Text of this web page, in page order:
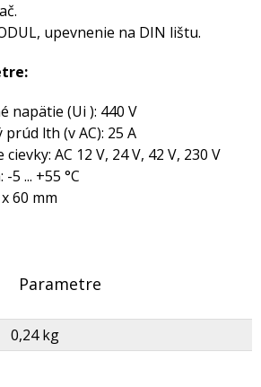
upevnenie na DIN lištu.
napätie (Ui ): 440 V
lth (v AC): 25 A
AC 12 V, 24 V, 42 V, 230 V
5 ... +55 °C
60 mm
Parametre
0,24 kg